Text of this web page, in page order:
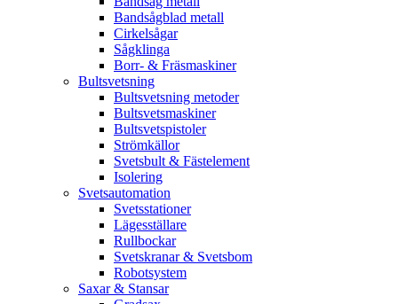
Bandsågblad metall
Cirkelsågar
Sågklinga
Borr- & Fräsmaskiner
Bultsvetsning
Bultsvetsning metoder
Bultsvetsmaskiner
Bultsvetspistoler
Strömkällor
Svetsbult & Fästelement
Isolering
Svetsautomation
Svetsstationer
Lägesställare
Rullbockar
Svetskranar & Svetsbom
Robotsystem
Saxar & Stansar